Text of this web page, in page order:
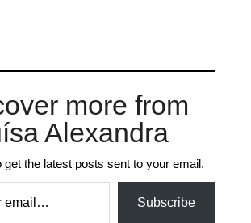
more from
Alexandra
get the latest posts sent to your email.
Subscribe